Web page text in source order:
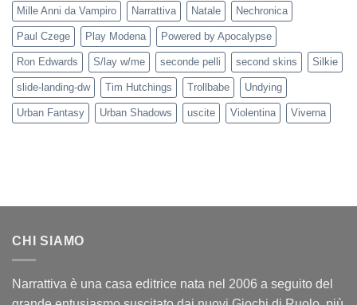
Mille Anni da Vampiro Narrattiva Natale Nechronica
Paul Czege Play Modena Powered by Apocalypse
Ron Edwards S/lay w/me seconde pelli second skins Silkie
slide-landing-dw Tim Hutchings Trollbabe Undying
Urban Fantasy Urban Shadows uscite Violentina Viverna
CHI SIAMO
Narrattiva è una casa editrice nata nel 2006 a seguito del